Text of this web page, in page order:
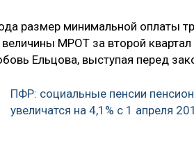
размер минимальной оплаты
величины МРОТ за второй
Ельцова, выступая перед
ПФР: социальные пенсии
увеличатся на 4,1% с 1 апреля